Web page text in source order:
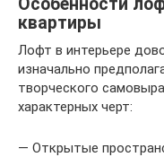
квартиры
Лофт в интерьере
изначально
творческого
характерных черт:
— Открытые